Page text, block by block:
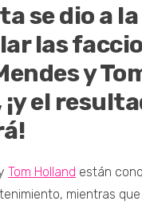
se dio a
las
y
el
Tom Holland están
mientras